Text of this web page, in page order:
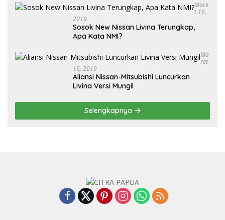
Mare
T 16,
2019
Sosok New Nissan Livina Terungkap,
Apa Kata NMI?
Ma
Ret
16, 2019
Aliansi Nissan-Mitsubishi Luncurkan
Livina Versi Mungil
Selengkapnya